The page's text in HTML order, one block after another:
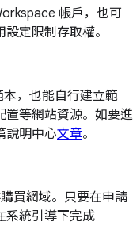
帳戶，也可
定限制存取權。
，也能自行建立範
置等網站資源。如要進
說明中心文章。
買網域。只要在申請
系統引導下完成